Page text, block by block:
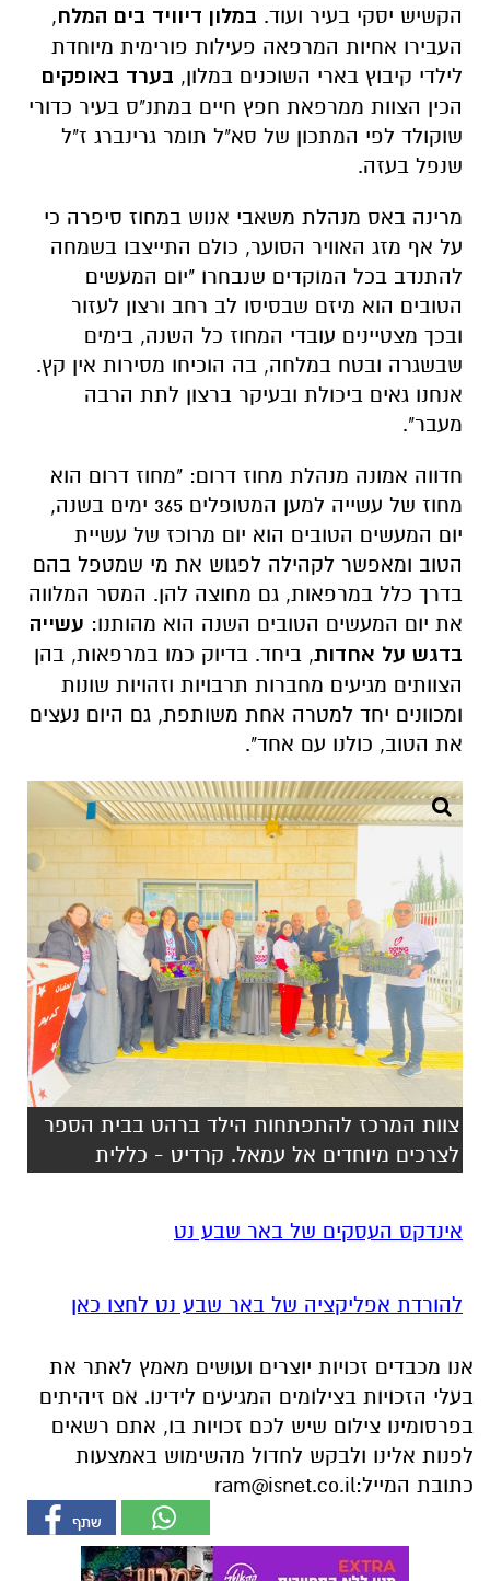
הקשיש יסקי בעיר ועוד. במלון דיוויד בים המלח,
העבירו אחיות המרפאה פעילות פורימית מיוחדת
לילדי קיבוץ בארי השוכנים במלון, בערד באופקים
הכין הצוות ממרפאת חפץ חיים במתנ"ס בעיר כדורי
שוקולד לפי המתכון של סא"ל תומר גרינברג ז"ל
שנפל בעזה.
מרינה באס מנהלת משאבי אנוש במחוז סיפרה כי
על אף מזג האוויר הסוער, כולם התייצבו בשמחה
להתנדב בכל המוקדים שנבחרו "יום המעשים
הטובים הוא מיזם שבסיסו לב רחב ורצון לעזור
ובכך מצטיינים עובדי המחוז כל השנה, בימים
שבשגרה ובטח במלחה, בה הוכיחו מסירות אין קץ.
אנחנו גאים ביכולת ובעיקר ברצון לתת הרבה
מעבר".
חדווה אמונה מנהלת מחוז דרום: "מחוז דרום הוא
מחוז של עשייה למען המטופלים 365 ימים בשנה,
יום המעשים הטובים הוא יום מרוכז של עשיית
הטוב ומאפשר לקהילה לפגוש את מי שמטפל בהם
בדרך כלל במרפאות, גם מחוצה להן. המסר המלווה
את יום המעשים הטובים השנה הוא מהותנו: עשייה
בדגש על אחדות, ביחד. בדיוק כמו במרפאות, בהן
הצוותים מגיעים מחברות תרבויות וזהויות שונות
ומכוונים יחד למטרה אחת משותפת, גם היום נעצים
את הטוב, כולנו עם אחד".
צוות המרכז להתפתחות הילד ברהט בבית הספר
לצרכים מיוחדים אל עמאל. קרדיט - כללית
אינדקס העסקים של באר שבע נט
להורדת אפליקציה של באר שבע נט לחצו כאן
אנו מכבדים זכויות יוצרים ועושים מאמץ לאתר את
בעלי הזכויות בצילומים המגיעים לידינו. אם זיהיתים
בפרסומינו צילום שיש לכם זכויות בו, אתם רשאים
לפנות אלינו ולבקש לחדול מהשימוש באמצעות
כתובת המייל:ram@isnet.co.il